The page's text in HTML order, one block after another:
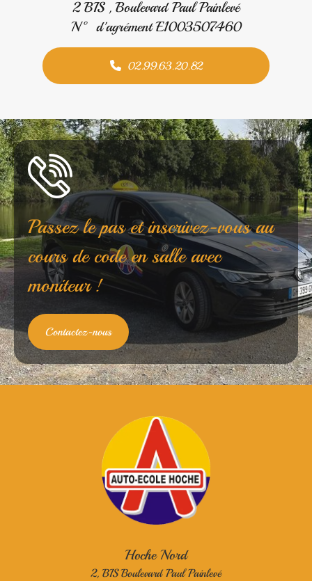
2 BIS , Boulevard Paul Painlevé
N° d'agrément E1003507460
02.99.63.20.82
Passez le pas et inscrivez-vous au
cours de code en salle avec
moniteur !
Contactez-nous
Hoche Nord
2, BIS Boulevard Paul Painlevé